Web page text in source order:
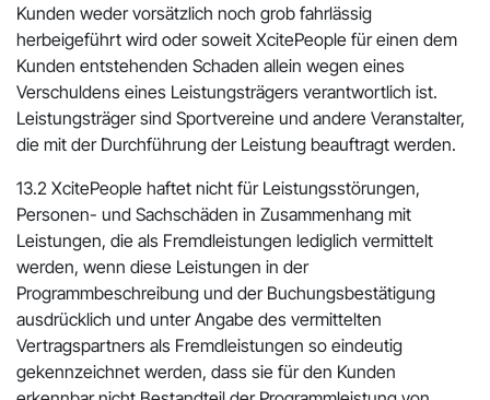
Kunden weder vorsätzlich noch grob fahrlässig
herbeigeführt wird oder soweit XcitePeople für einen dem
Kunden entstehenden Schaden allein wegen eines
Verschuldens eines Leistungsträgers verantwortlich ist.
Leistungsträger sind Sportvereine und andere Veranstalter,
die mit der Durchführung der Leistung beauftragt werden.
13.2 XcitePeople haftet nicht für Leistungsstörungen,
Personen- und Sachschäden in Zusammenhang mit
Leistungen, die als Fremdleistungen lediglich vermittelt
werden, wenn diese Leistungen in der
Programmbeschreibung und der Buchungsbestätigung
ausdrücklich und unter Angabe des vermittelten
Vertragspartners als Fremdleistungen so eindeutig
gekennzeichnet werden, dass sie für den Kunden